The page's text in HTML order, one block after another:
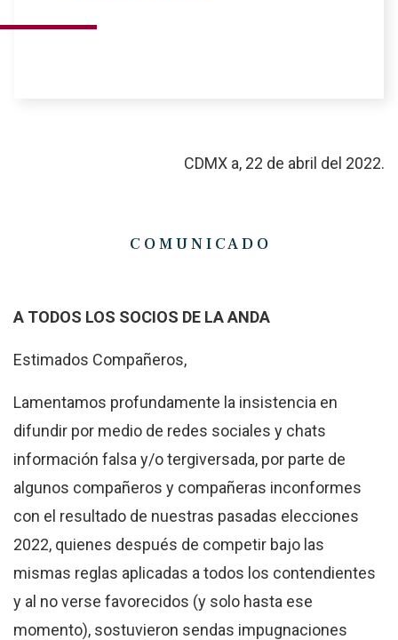
CDMX a, 22 de abril del 2022.
C O M U N I C A D O
A TODOS LOS SOCIOS DE LA ANDA
Estimados Compañeros,
Lamentamos profundamente la insistencia en
difundir por medio de redes sociales y chats
información falsa y/o tergiversada, por parte de
algunos compañeros y compañeras inconformes
con el resultado de nuestras pasadas elecciones
2022, quienes después de competir bajo las
mismas reglas aplicadas a todos los contendientes
y al no verse favorecidos (y solo hasta ese
momento), sostuvieron sendas impugnaciones